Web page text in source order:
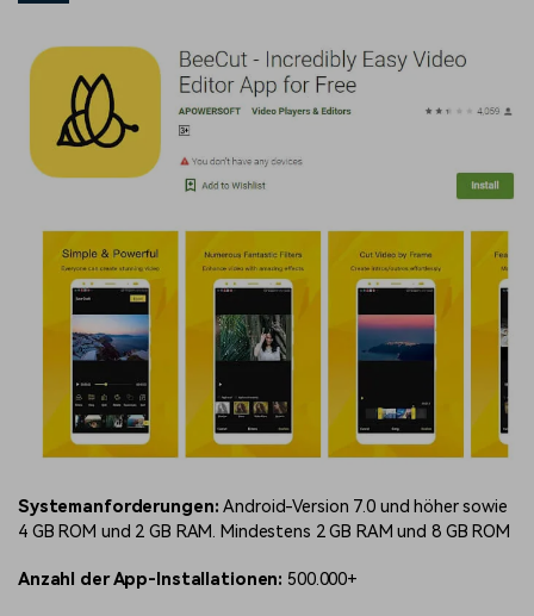
Systemanforderungen: Android-Version 7.0 und höher sowie
4 GB ROM und 2 GB RAM. Mindestens 2 GB RAM und 8 GB ROM
Anzahl der App-Installationen: 500.000+